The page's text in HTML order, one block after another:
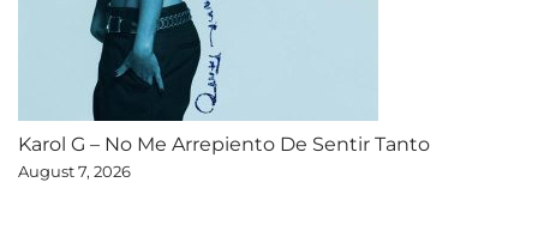
Karol G – No Me Arrepiento De Sentir Tanto
August 7, 2026